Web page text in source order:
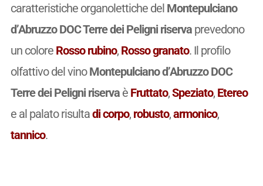
caratteristiche organolettiche delMontepulciano
d’Abruzzo DOC Terre dei Peligni riservaprevedono
un colore Rosso rubino, Rosso granato. Il profilo
olfattivo del vinoMontepulciano d’Abruzzo DOC
Terre dei Peligni riservaè Fruttato,Speziato, Etereo
e al palato risultadi corpo, robusto,armonico,
tannico.